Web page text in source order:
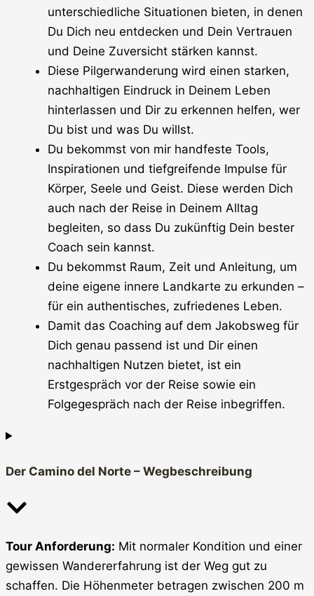
unterschiedliche Situationen bieten, in denen
Du Dich neu entdecken und Dein Vertrauen
und Deine Zuversicht stärken kannst.
Diese Pilgerwanderung wird einen starken,
nachhaltigen Eindruck in Deinem Leben
hinterlassen und Dir zu erkennen helfen, wer
Du bist und was Du willst.
Du bekommst von mir handfeste Tools,
Inspirationen und tiefgreifende Impulse für
Körper, Seele und Geist. Diese werden Dich
auch nach der Reise in Deinem Alltag
begleiten, so dass Du zukünftig Dein bester
Coach sein kannst.
Du bekommst Raum, Zeit und Anleitung, um
deine eigene innere Landkarte zu erkunden –
für ein authentisches, zufriedenes Leben.
Damit das Coaching auf dem Jakobsweg für
Dich genau passend ist und Dir einen
nachhaltigen Nutzen bietet, ist ein
Erstgespräch vor der Reise sowie ein
Folgegespräch nach der Reise inbegriffen.
Der Camino del Norte – Wegbeschreibung
Tour Anforderung: Mit normaler Kondition und einer
gewissen Wandererfahrung ist der Weg gut zu
schaffen. Die Höhenmeter betragen zwischen 200 m